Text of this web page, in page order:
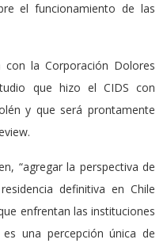
el funcionamiento de las
con la Corporación Dolores
que hizo el CIDS con
y que será prontamente
“agregar la perspectiva de
definitiva en Chile
enfrentan las instituciones
una percepción única de